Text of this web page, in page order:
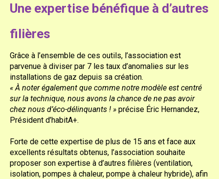
Une expertise bénéfique à d’autres
filières
Grâce à l’ensemble de ces outils, l’association est
parvenue à diviser par 7 les taux d’anomalies sur les
installations de gaz depuis sa création.
« À noter également que comme notre modèle est centré
sur la technique, nous avons la chance de ne pas avoir
chez nous d’éco-délinquants ! » précise Éric Hernandez,
Président d’habitA+.
Forte de cette expertise de plus de 15 ans et face aux
excellents résultats obtenus, l’association souhaite
proposer son expertise à d’autres filières (ventilation,
isolation, pompes à chaleur, pompe à chaleur hybride), afin